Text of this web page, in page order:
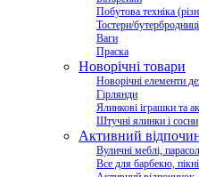
Побутова техніка
Тостери/
Ваги
Праска
Новорічні товари
Новорічні елементи
Гірлянди
Ялинкові іграшки та
Штучні ялинки і сосни
Активний
Вуличні меблі,
Все для барбекю,